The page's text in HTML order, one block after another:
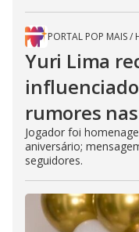
PORTAL POP MAIS/
Yuri Lima
rumores
Jogador foi
aniversário;
seguidores.